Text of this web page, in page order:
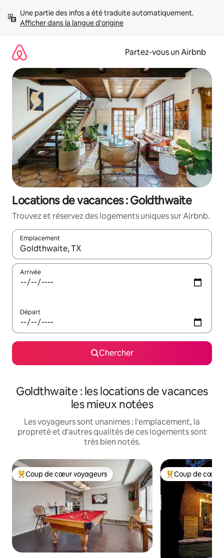
directement
Afficher dans la langue d'origine
Partez-vous un Airbnb
Locations de vacances : Goldthwaite
Trouvez et réservez des logements uniques sur Airbnb.
Emplacement
Quand les résultats sont affichés, parcourez-les en utilisant
Arrivée
Départ
Chercher
Goldthwaite : les locations de vacances
les mieux notées
Les voyageurs sont unanimes : l'emplacement, la
propreté et d'autres qualités de ces logements sont
très bien notés.
Coup de cœur voyageurs parmi les plus aimés
Coup de cœur voyageurs Coup de cœur
Coup de cœur